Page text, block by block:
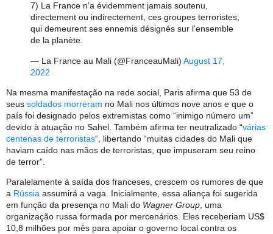
7) La France n’a évidemment jamais soutenu,
directement ou indirectement, ces groupes terroristes,
qui demeurent ses ennemis désignés sur l’ensemble
de la planète.
— La France au Mali (@FranceauMali) August 17,
2022
Na mesma manifestação na rede social, Paris afirma que 53 de
seus soldados morreram no Mali nos últimos nove anos e que o
país foi designado pelos extremistas como “inimigo número um”
devido à atuação no Sahel. Também afirma ter neutralizado “várias
centenas de terroristas“, libertando “muitas cidades do Mali que
haviam caído nas mãos de terroristas, que impuseram seu reino
de terror”.
Paralelamente à saída dos franceses, crescem os rumores de que
a Rússia assumirá a vaga. Inicialmente, essa aliança foi sugerida
em função da presença no Mali do Wagner Group, uma
organização russa formada por mercenários. Eles receberiam US$
10,8 milhões por mês para apoiar o governo local contra os